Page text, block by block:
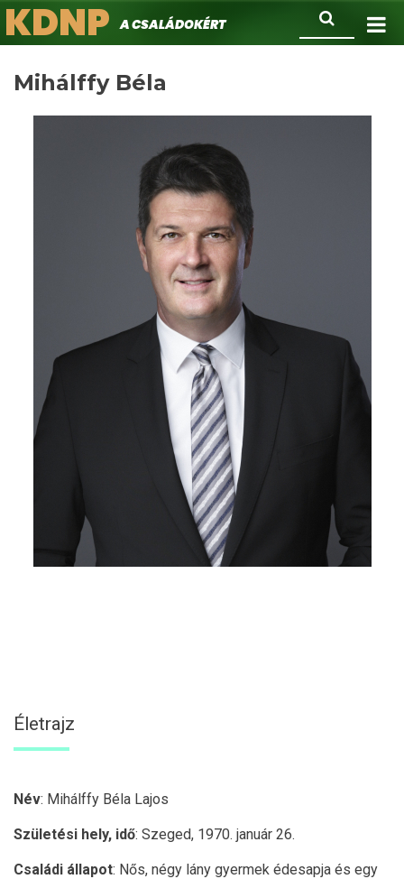
Ugrás
a
Keresés
KDNPA családokért.
Mihálffy Béla
Életrajz
Név: Mihálffy Béla Lajos
Születési hely, idő: Szeged, 1970. január 26.
Családi állapot: Nős, négy lány gyermek édesapja és egy